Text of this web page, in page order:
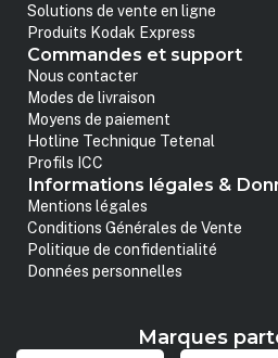
Solutions de vente en ligne
Produits Kodak Express
Commandes et support
Nous contacter
Modes de livraison
Moyens de paiement
Hotline Technique Tetenal
Profils ICC
Informations légales &
Mentions légales
Conditions Générales de Vente
Politique de confidentialité
Données personnelles
Marques